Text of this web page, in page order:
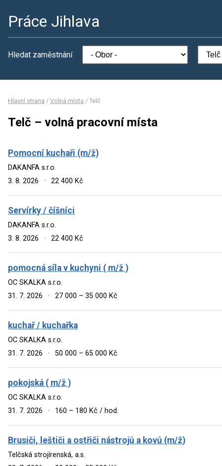
Práce Jihlava
Hledat zaměstnání
Hlavní strana / Volná místa / Telč
Telč – volná pracovní místa
Pomocní kuchaři (m/ž)
DAKANFA s.r.o.
3. 8. 2026
· 22 400 Kč
Servírky / číšníci
DAKANFA s.r.o.
3. 8. 2026
· 22 400 Kč
pomocná síla v kuchyni ( m/ž )
OC SKALKA s.r.o.
31. 7. 2026
· 27 000 – 35 000 Kč
kuchař / kuchařka
OC SKALKA s.r.o.
31. 7. 2026
· 50 000 – 65 000 Kč
pokojská ( m/ž )
OC SKALKA s.r.o.
31. 7. 2026
· 160 – 180 Kč / hod.
Brusiči, leštiči a ostřiči nástrojů a kovů (m/ž)
Telčská strojírenská, a.s.